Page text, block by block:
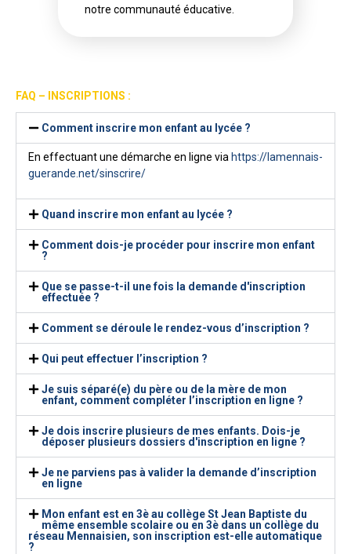
notre communauté éducative.
FAQ – INSCRIPTIONS :
Comment inscrire mon enfant au lycée ?
En effectuant une démarche en ligne via https://lamennais-
guerande.net/sinscrire/
Quand inscrire mon enfant au lycée ?
Comment dois-je procéder pour inscrire mon enfant
?
Que se passe-t-il une fois la demande d'inscription
effectuée ?
Comment se déroule le rendez-vous d’inscription ?
Qui peut effectuer l’inscription ?
Je suis séparé(e) du père ou de la mère de mon
enfant, comment compléter l’inscription en ligne ?
Je dois inscrire plusieurs de mes enfants. Dois-je
déposer plusieurs dossiers d'inscription en ligne ?
Je ne parviens pas à valider la demande d’inscription
en ligne
Mon enfant est en 3è au collège St Jean Baptiste du
même ensemble scolaire ou en 3è dans un collège du
réseau Mennaisien, son inscription est-elle automatique
?